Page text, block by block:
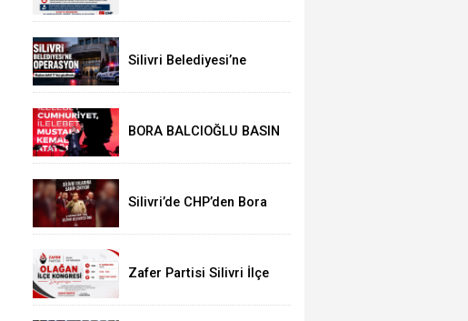
Açıklaması: “Masumiyet
Silivri Belediyesi’ne
Balcıoğlu Dahil 17 Kişi
BORA BALCIOĞLU BASIN
Silivri’de CHP’den Bora
Çağrısı
Zafer Partisi Silivri İlçe
Oldu